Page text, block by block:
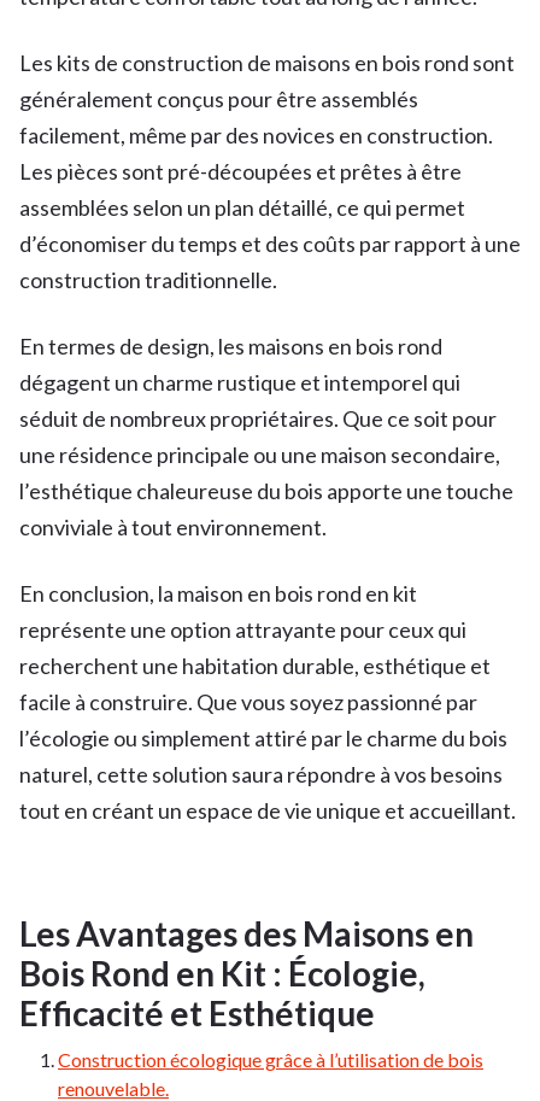
Les kits de construction de maisons en bois rond sont
généralement conçus pour être assemblés
facilement, même par des novices en construction.
Les pièces sont pré-découpées et prêtes à être
assemblées selon un plan détaillé, ce qui permet
d’économiser du temps et des coûts par rapport à une
construction traditionnelle.
En termes de design, les maisons en bois rond
dégagent un charme rustique et intemporel qui
séduit de nombreux propriétaires. Que ce soit pour
une résidence principale ou une maison secondaire,
l’esthétique chaleureuse du bois apporte une touche
conviviale à tout environnement.
En conclusion, la maison en bois rond en kit
représente une option attrayante pour ceux qui
recherchent une habitation durable, esthétique et
facile à construire. Que vous soyez passionné par
l’écologie ou simplement attiré par le charme du bois
naturel, cette solution saura répondre à vos besoins
tout en créant un espace de vie unique et accueillant.
Les Avantages des Maisons en
Bois Rond en Kit : Écologie,
Efficacité et Esthétique
Construction écologique grâce à l’utilisation de bois
renouvelable.